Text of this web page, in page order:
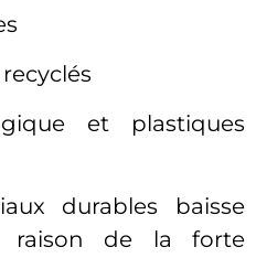
et plastiques
durables baisse
raison de la forte